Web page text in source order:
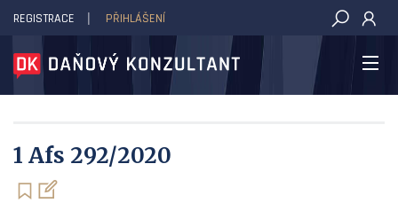
DAŇOVÝ KONZULTANT
REGISTRACE PŘIHLÁŠENÍ
1 Afs 292/2020